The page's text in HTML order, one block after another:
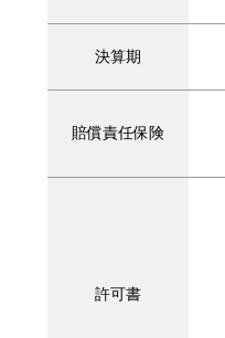
決算期
賠償責任保険
許可書